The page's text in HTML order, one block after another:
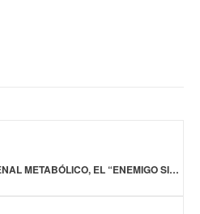
SÍNDROME CARDIORRENAL METABÓLICO, EL “ENEMIGO SILENCIOSO” QUE DAÑA CORAZÓN, RIÑONES Y METABOLISMO